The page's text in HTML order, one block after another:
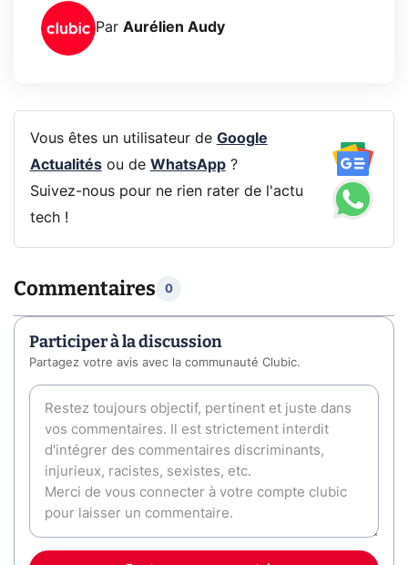
Par Aurélien Audy
Vous êtes un utilisateur de Google
Actualitésou de WhatsApp?
Suivez-nous pour ne rien rater de l'actu
tech !
Commentaires 0
Participer à la discussion
Partagez votre avis avec la communauté Clubic.